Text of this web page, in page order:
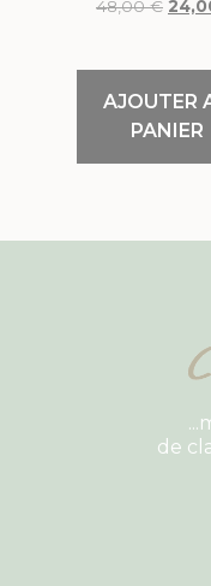
48,00€
AJOUTER
PANIER
de